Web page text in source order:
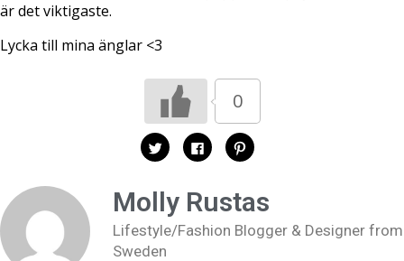
är det viktigaste.
Lycka till mina änglar <3
0
K
l
a
f
ö
r
t
K
l
a
f
r
K
l
a
f
r
Molly Rustas
Lifestyle/Fashion Blogger & Designer from
Sweden